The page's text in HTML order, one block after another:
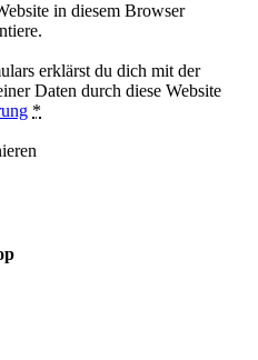
in diesem Browser
erklärst du dich mit der
Daten durch diese Website
*